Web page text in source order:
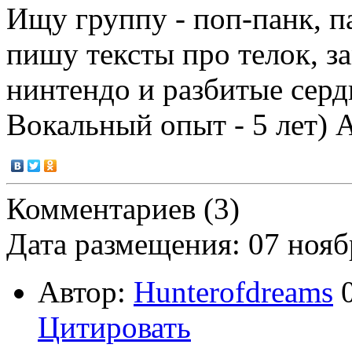
Ищу группу - поп-панк,
пишу тексты про телок,
нинтендо и разбитые
Вокальный опыт - 5 лет)
Комментариев (3)
Дата размещения: 07
Автор: Hunterofdreams
Цитировать